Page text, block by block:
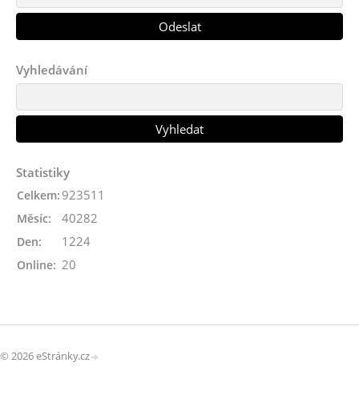
Vyhledávání
Statistiky
Online: 20
Celkem: 923511
Měsíc: 40282
Den: 1224
© 2026 eStránky.cz